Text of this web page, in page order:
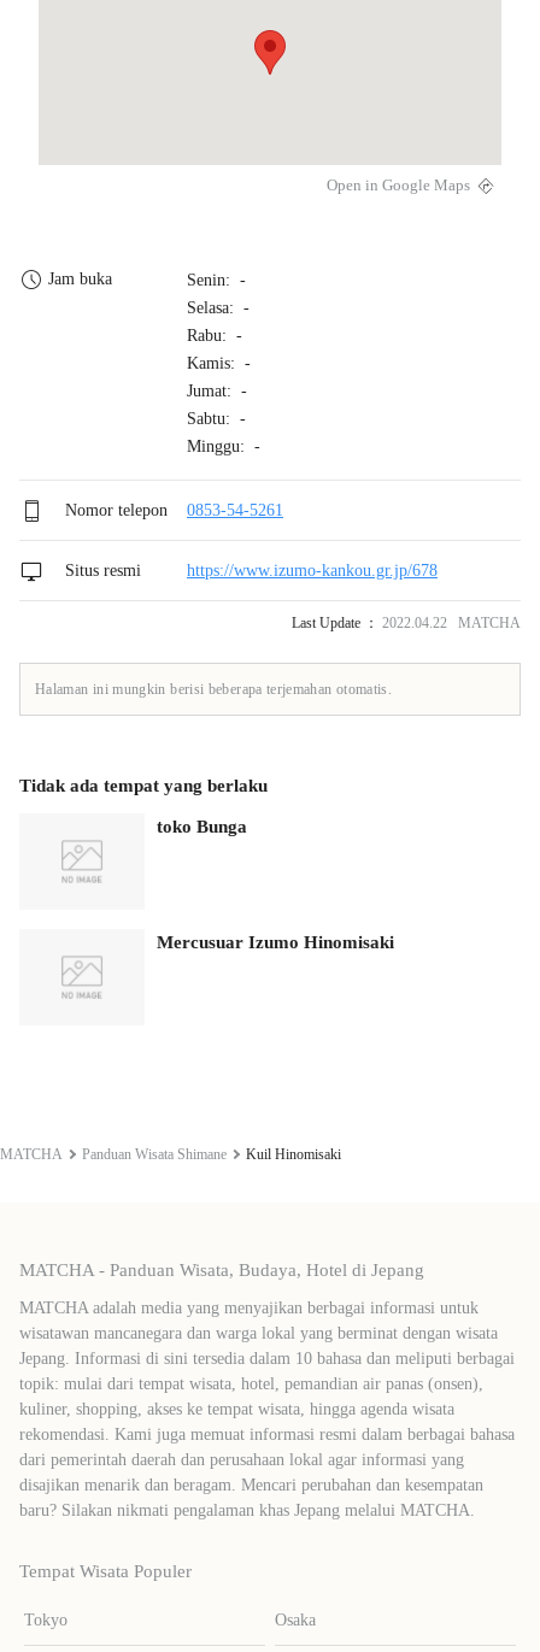
Open in Google Maps
Jam buka
Senin: -
Selasa: -
Rabu: -
Kamis: -
Jumat: -
Sabtu: -
Minggu: -
Nomor telepon 0853-54-5261
Situs resmi https://www.izumo-kankou.gr.jp/678
Last Update ： 2022.04.22 MATCHA
Halaman ini mungkin berisi beberapa terjemahan otomatis.
Tidak ada tempat yang berlaku
toko Bunga
Mercusuar Izumo Hinomisaki
MATCHA Panduan Wisata Shimane Kuil Hinomisaki
MATCHA - Panduan Wisata, Budaya, Hotel di Jepang
MATCHA adalah media yang menyajikan berbagai informasi untuk
wisatawan mancanegara dan warga lokal yang berminat dengan wisata
Jepang. Informasi di sini tersedia dalam 10 bahasa dan meliputi berbagai
topik: mulai dari tempat wisata, hotel, pemandian air panas (onsen),
kuliner, shopping, akses ke tempat wisata, hingga agenda wisata
rekomendasi. Kami juga memuat informasi resmi dalam berbagai bahasa
dari pemerintah daerah dan perusahaan lokal agar informasi yang
disajikan menarik dan beragam. Mencari perubahan dan kesempatan
baru? Silakan nikmati pengalaman khas Jepang melalui MATCHA.
Tempat Wisata Populer
Tokyo Osaka